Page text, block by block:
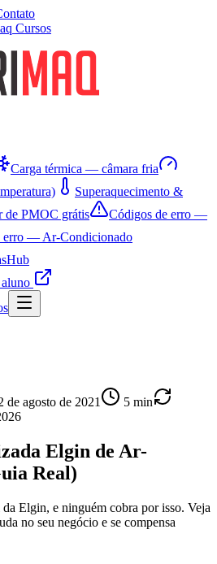
Cursos
Carga térmica — câmara fria
Superaquecimento &
de PMOC grátis
Códigos de erro —
erro — Ar-Condicionado
Hub
de agosto de 2021 5 min
Elgin de Ar-
Real)
Elgin, e ninguém cobra por isso. Veja
no seu negócio e se compensa